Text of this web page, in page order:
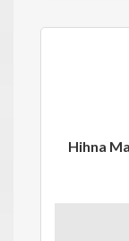
Hihna